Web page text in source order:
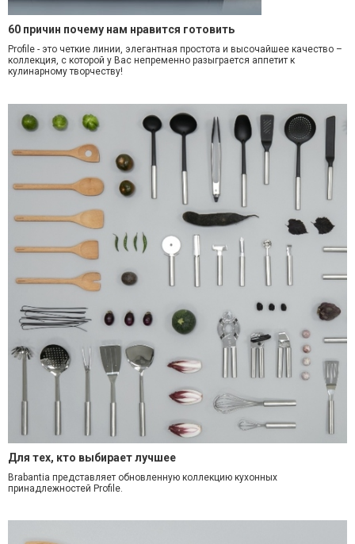
60 причин почему нам нравится готовить
Profile - это четкие линии, элегантная простота и высочайшее качество –
коллекция, с которой у Вас непременно разыграется аппетит к
кулинарному творчеству!
Для тех, кто выбирает лучшее
Brabantia представляет обновленную коллекцию кухонных
принадлежностей Profile.